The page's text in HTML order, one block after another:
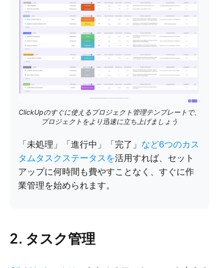
ClickUpのすぐに使えるプロジェクト管理テンプレートで、
プロジェクトをより迅速に立ち上げましょう
「未処理」「進行中」「完了」 など6つのカス
タムタスクステータスを活用すれば、セット
アップに何時間も費やすことなく、すぐに作
業管理を始められます。
2. タスク管理